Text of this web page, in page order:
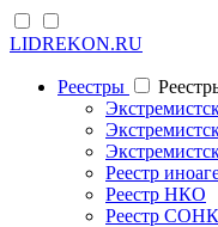
LIDREKON.RU
Реестры
Реестр
Реестр НКО
Реестр